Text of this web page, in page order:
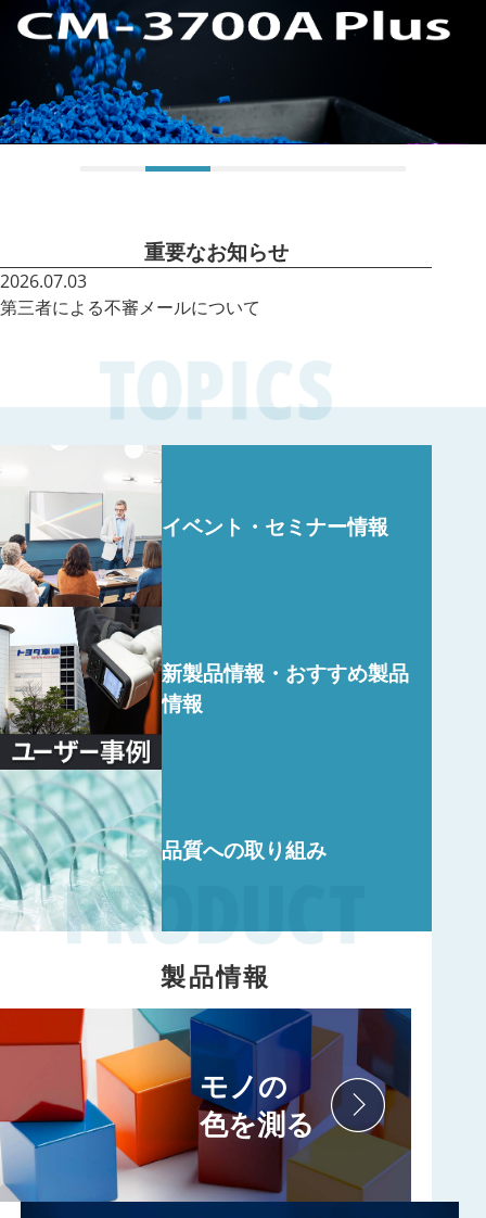
重要なお知らせ
2026.07.03
第三者による不審メールについて
イベント・ セミナー情報
新製品情報・ おすすめ製品
情報
品質への取り組み
製品情報
モノの
色を測る